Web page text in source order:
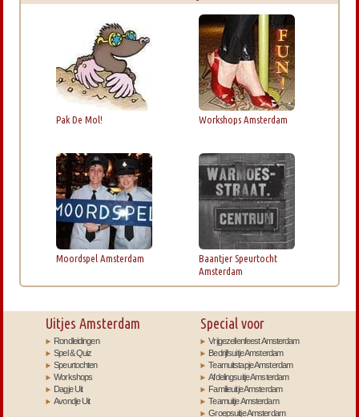
Pak De Mol! Workshops Amsterdam
Moordspel Amsterdam
Baantjer Speurtocht
Amsterdam
Uitjes Amsterdam
Rondleidingen
Spel & Quiz
Speurtochten
Workshops
Dagje Uit
Avondje Uit
Special voor
Vrijgezellenfeest Amsterdam
Bedrijfsuitje Amsterdam
Teamuitstapje Amsterdam
Afdelingsuitje Amsterdam
Familieuitje Amsterdam
Teamuitje Amsterdam
Groepsuitje Amsterdam